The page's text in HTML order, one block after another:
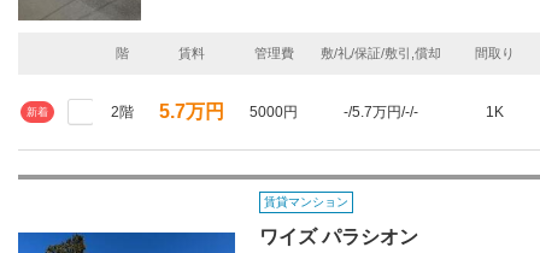
階 賃料 管理費 敷/礼/保証/敷引,償却 間取り
新着 2階 5.7万円 5000円 -/5.7万円/-/- 1K
賃貸マンション
ワイズ パラシオン